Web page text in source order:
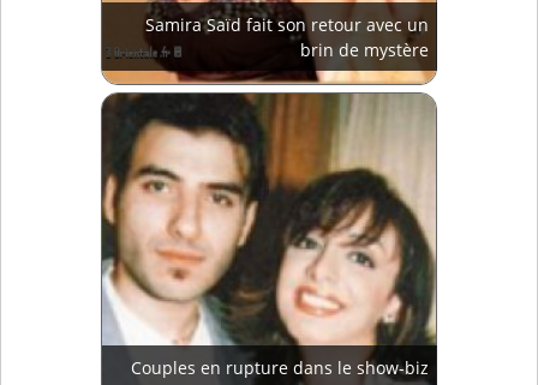
Samira Saïd fait son retour avec un
brin de mystère
Couples en rupture dans le show-biz